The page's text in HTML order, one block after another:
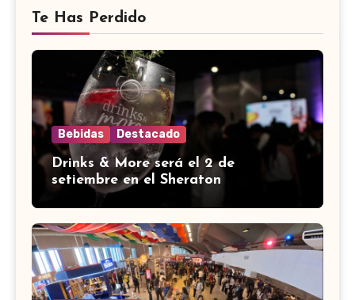
Te Has Perdido
Bebidas Destacado
Drinks & More será el 2 de
setiembre en el Sheraton